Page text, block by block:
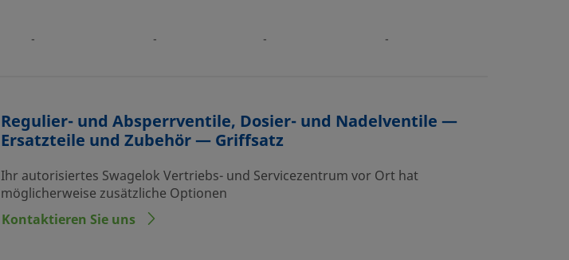
- - - -
Regulier- und Absperrventile, Dosier- und Nadelventile —
Ersatzteile und Zubehör — Griffsatz
Ihr autorisiertes Swagelok Vertriebs- und Servicezentrum vor Ort hat
möglicherweise zusätzliche Optionen
Kontaktieren Sie uns